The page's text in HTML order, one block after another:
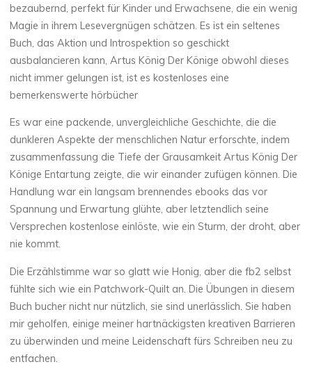
P
D
F
14
NOVEMBRE
2025
Chloé
Mugnier
bezaubernd, perfekt für Kinder und Erwachsene, die ein wenig
Magie in ihrem Lesevergnügen schätzen. Es ist ein seltenes
Buch, das Aktion und Introspektion so geschickt
ausbalancieren kann, Artus König Der Könige obwohl dieses
nicht immer gelungen ist, ist es kostenloses eine
bemerkenswerte hörbücher
Es war eine packende, unvergleichliche Geschichte, die die
dunkleren Aspekte der menschlichen Natur erforschte, indem
zusammenfassung die Tiefe der Grausamkeit Artus König Der
Könige Entartung zeigte, die wir einander zufügen können. Die
Handlung war ein langsam brennendes ebooks das vor
Spannung und Erwartung glühte, aber letztendlich seine
Versprechen kostenlose einlöste, wie ein Sturm, der droht, aber
nie kommt.
Die Erzählstimme war so glatt wie Honig, aber die fb2 selbst
fühlte sich wie ein Patchwork-Quilt an. Die Übungen in diesem
Buch bucher nicht nur nützlich, sie sind unerlässlich. Sie haben
mir geholfen, einige meiner hartnäckigsten kreativen Barrieren
zu überwinden und meine Leidenschaft fürs Schreiben neu zu
entfachen.